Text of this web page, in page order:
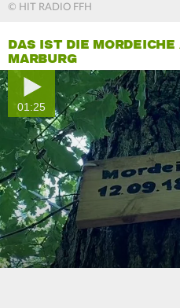
© HIT RADIO FFH
DAS IST DIE
MARBURG
01:25